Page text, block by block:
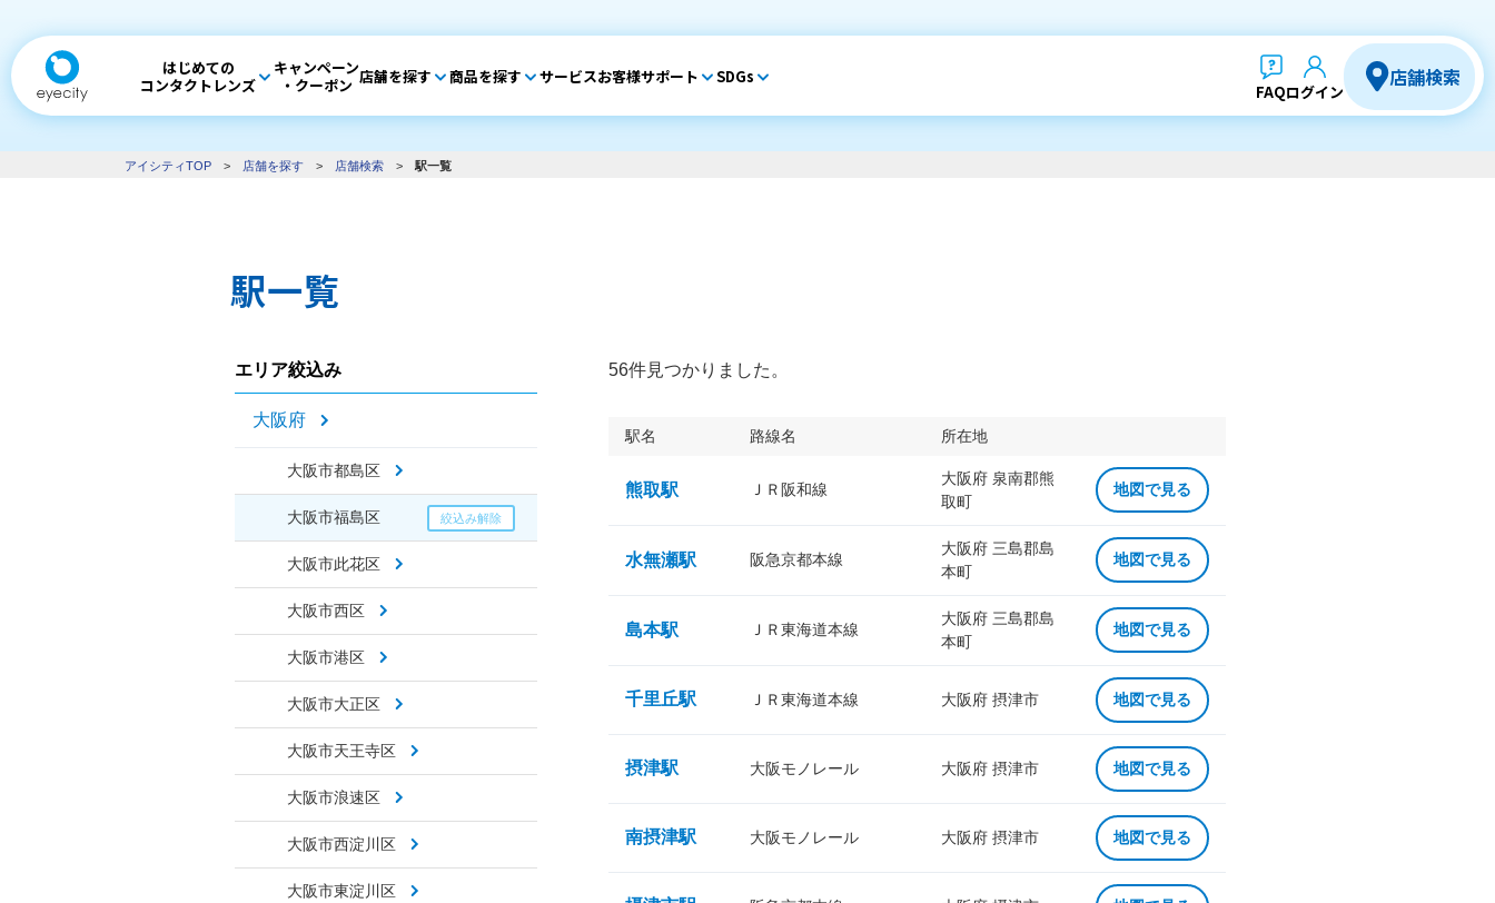
はじめての
コンタクトレンズ
キャンペーン
・クーポン 店舗を探す 商品を探す サービスお客様サポート SDGs
FAQログイン
店舗検索
アイシティTOP > 店舗を探す > 店舗検索 > 駅一覧
駅一覧
エリア絞込み
大阪府
大阪市都島区
大阪市福島区
大阪市此花区
大阪市西区
大阪市港区
大阪市大正区
大阪市天王寺区
大阪市浪速区
大阪市西淀川区
大阪市東淀川区
56件見つかりました。
駅名 路線名 所在地
熊取駅 ＪＲ阪和線
大阪府 泉南郡熊
取町
地図で見る
水無瀬駅 阪急京都本線
大阪府 三島郡島
本町
地図で見る
島本駅 ＪＲ東海道本線
大阪府 三島郡島
本町
地図で見る
千里丘駅 ＪＲ東海道本線 大阪府 摂津市 地図で見る
摂津駅 大阪モノレール 大阪府 摂津市 地図で見る
南摂津駅 大阪モノレール 大阪府 摂津市 地図で見る